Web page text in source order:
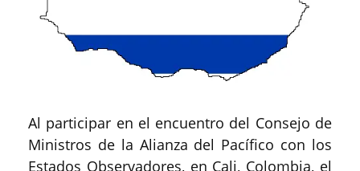
Al participar en el encuentro del Consejo de
Ministros de la Alianza del Pacífico con los
Estados Observadores, en Cali, Colombia, el